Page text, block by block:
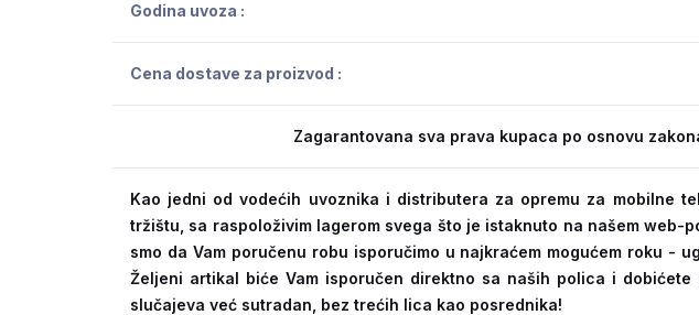
Godina uvoza :
Cena dostave za proizvod :
Zagarantovana sva prava kupaca po osnovu
Kao jedni od vodećih uvoznika i distributera za opremu za mobilne
tržištu, sa raspoloživim lagerom svega što je istaknuto na našem web-
smo da Vam poručenu robu isporučimo u najkraćem mogućem roku -
Željeni artikal biće Vam isporučen direktno sa naših polica i
slučajeva već sutradan, bez trećih lica kao posrednika!